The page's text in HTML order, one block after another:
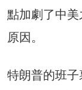
點加劇了中
原因。
特朗普的班